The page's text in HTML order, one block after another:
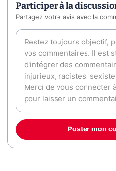
Participer à la
Partagez votre avis avec la
Poster mon